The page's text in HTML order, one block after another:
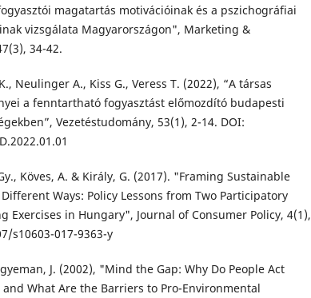
magatartás motivációinak és a pszichográfiai
vizsgálata Magyarországon", Marketing &
34-42.
Neulinger A., Kiss G., Veress T. (2022), “A társas
a fenntartható fogyasztást előmozdító budapesti
Vezetéstudomány, 53(1), 2-14. DOI:
Köves, A. & Király, G. (2017). "Framing Sustainable
Ways: Policy Lessons from Two Participatory
Exercises in Hungary", Journal of Consumer Policy, 4(1),
s10603-017-9363-y
J. (2002), "Mind the Gap: Why Do People Act
What Are the Barriers to Pro-Environmental